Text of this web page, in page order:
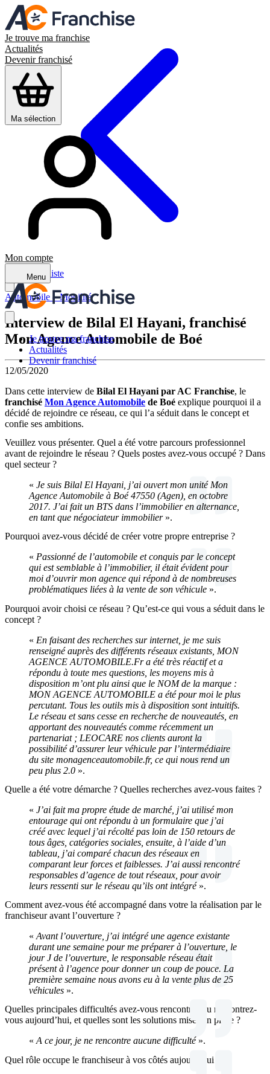
Je trouve ma franchise
Actualités
Devenir franchisé
Ma sélection
Mon compte
Menu
Je trouve ma franchise
Actualités
Devenir franchisé
Retour à la liste
Automobile – Mobilité
Interview de Bilal El Hayani, franchisé
Mon Agence Automobile de Boé
12/05/2020
Dans cette interview de Bilal El Hayani par AC Franchise, le
franchisé Mon Agence Automobile de Boé explique pourquoi il a
décidé de rejoindre ce réseau, ce qui l’a séduit dans le concept et
confie ses ambitions.
Veuillez vous présenter. Quel a été votre parcours professionnel
avant de rejoindre le réseau ? Quels postes avez-vous occupé ? Dans
quel secteur ?
« Je suis Bilal El Hayani, j’ai ouvert mon unité Mon
Agence Automobile à Boé 47550 (Agen), en octobre
2017. J’ai fait un BTS dans l’immobilier en alternance,
en tant que négociateur immobilier».
Pourquoi avez-vous décidé de créer votre propre entreprise ?
« Passionné de l’automobile et conquis par le concept
qui est semblable à l’immobilier, il était évident pour
moi d’ouvrir mon agence qui répond à de nombreuses
problématiques liées à la vente de son véhicule ».
Pourquoi avoir choisi ce réseau ? Qu’est-ce qui vous a séduit dans le
concept ?
« En faisant des recherches sur internet, je me suis
renseigné auprès des différents réseaux existants, MON
AGENCE AUTOMOBILE.Fr a été très réactif et a
répondu à toute mes questions, les moyens mis à
disposition m’ont plu ainsi que le NOM de la marque :
MON AGENCE AUTOMOBILE a été pour moi le plus
percutant. Tous les outils mis à disposition sont intuitifs.
Le réseau et sans cesse en recherche de nouveautés, en
apportant des nouveautés comme récemment un
partenariat ; LEOCARE nos clients auront la
possibilité d’assurer leur véhicule par l’intermédiaire
du site monagenceautomobile.fr, ce qui nous rend un
peu plus 2.0 ».
Quelle a été votre démarche ? Quelles recherches avez-vous faites ?
« J’ai fait ma propre étude de marché, j’ai utilisé mon
entourage qui ont répondu à un formulaire que j’ai
créé avec lequel j’ai récolté pas loin de 150 retours de
tous âges, catégories sociales, ensuite, à l’aide d’un
tableau, j’ai comparé chacun des réseaux en
comparant leur forces et faiblesses. J’ai aussi rencontré
responsables d’agence de tout réseaux, pour avoir
leurs ressenti sur le réseau qu’ils ont intégré».
Comment avez-vous été accompagné dans votre la réalisation par le
franchiseur avant l’ouverture ?
« Avant l’ouverture, j’ai intégré une agence existante
durant une semaine pour me préparer à l’ouverture, le
jour J de l’ouverture, le responsable réseau était
présent à l’agence pour donner un coup de pouce. La
première semaine nous avons eu à la vente plus de 25
véhicules ».
Quelles principales difficultés avez-vous rencontrés ou rencontrez-
vous aujourd’hui, et quelles sont les solutions mises en place ?
«A ce jour, je ne rencontre aucune difficulté».
Quel rôle occupe le franchiseur à vos côtés aujourd’hui ?